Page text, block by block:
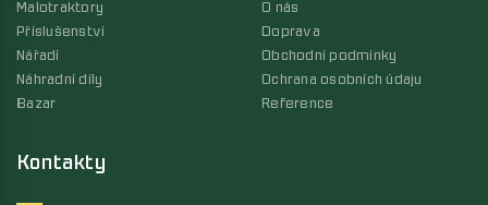
Kontakty
Malotraktory
Příslušenství
Nářadí
Náhradní díly
Bazar
O nás
Doprava
Obchodní podmínky
Ochrana osobních údaju
Reference